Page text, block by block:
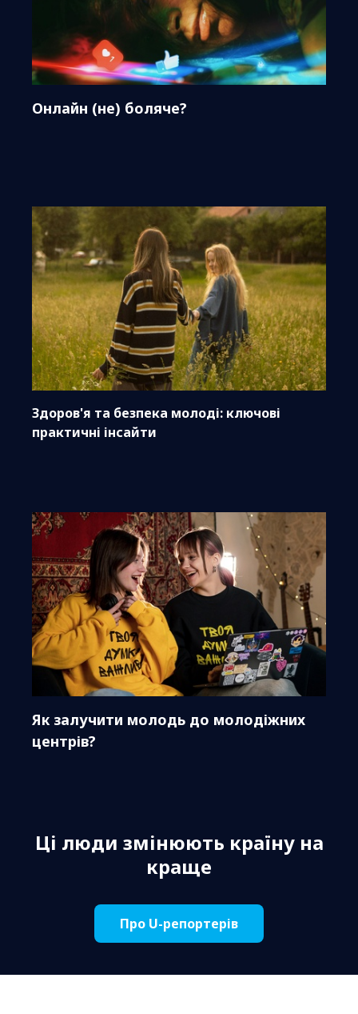
Онлайн (не) боляче?
Здоров'я та безпека молоді: ключові
практичні інсайти
Як залучити молодь до молодіжних
центрів?
Ці люди змінюють країну на
краще
Про U-репортерів